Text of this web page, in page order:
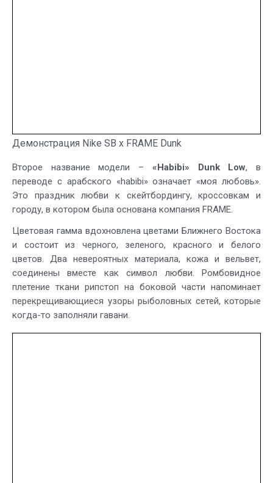
Демонстрация Nike SB x FRAME Dunk
Второе название модели – «Habibi» Dunk Low, в
переводе с арабского «habibi» означает «моя любовь».
Это праздник любви к скейтбордингу, кроссовкам и
городу, в котором была основана компания FRAME.
Цветовая гамма вдохновлена цветами Ближнего Востока
и состоит из черного, зеленого, красного и белого
цветов. Два невероятных материала, кожа и вельвет,
соединены вместе как символ любви. Ромбовидное
плетение ткани рипстоп на боковой части напоминает
перекрещивающиеся узоры рыболовных сетей, которые
когда-то заполняли гавани.